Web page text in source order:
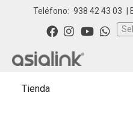
Teléfono: 938 42 43 03 |
Tienda